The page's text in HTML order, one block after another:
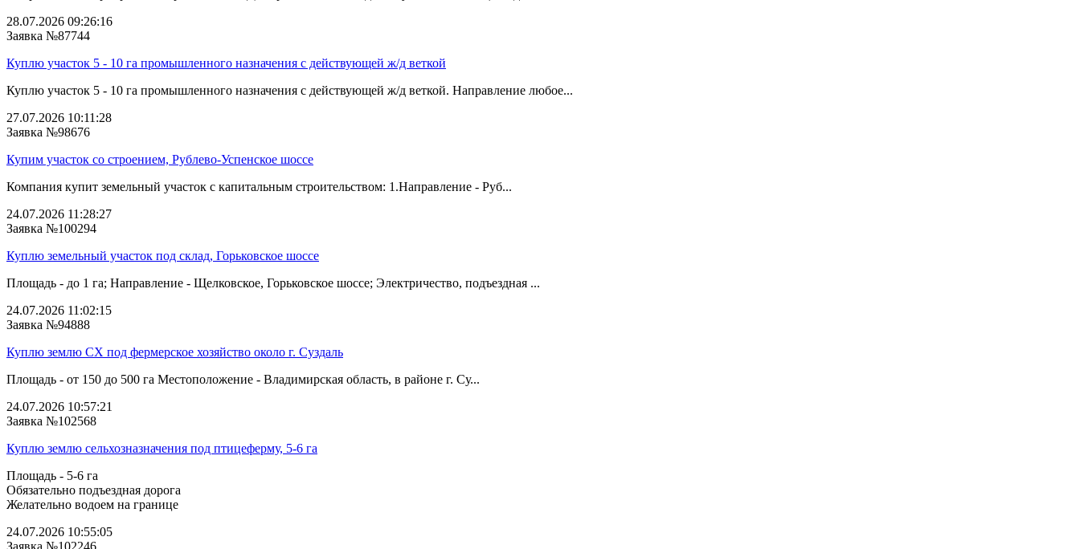
28.07.2026 09:26:16
Заявка №87744
Куплю участок 5 - 10 га промышленного назначения с действующей ж/д веткой
Куплю участок 5 - 10 га промышленного назначения с действующей ж/д веткой. Направление любое...
27.07.2026 10:11:28
Заявка №98676
Купим участок со строением, Рублево-Успенское шоссе
Компания купит земельный участок с капитальным строительством: 1.Направление - Руб...
24.07.2026 11:28:27
Заявка №100294
Куплю земельный участок под склад, Горьковское шоссе
Площадь - до 1 га; Направление - Щелковское, Горьковское шоссе; Электричество, подъездная ...
24.07.2026 11:02:15
Заявка №94888
Куплю землю СХ под фермерское хозяйство около г. Суздаль
Площадь - от 150 до 500 га Местоположение - Владимирская область, в районе г. Су...
24.07.2026 10:57:21
Заявка №102568
Куплю землю сельхозназначения под птицеферму, 5-6 га
Площадь - 5-6 га
Обязательно подъездная дорога
Желательно водоем на границе
24.07.2026 10:55:05